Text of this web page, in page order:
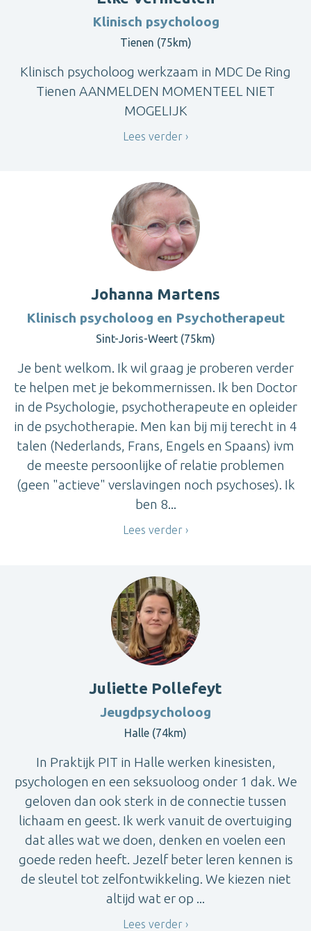
Klinisch psycholoog
Tienen (75km)
Klinisch psycholoog werkzaam in MDC De Ring
Tienen AANMELDEN MOMENTEEL NIET
MOGELIJK
Lees verder
Johanna Martens
Klinisch psycholoog en Psychotherapeut
Sint-Joris-Weert (75km)
Je bent welkom. Ik wil graag je proberen verder
te helpen met je bekommernissen. Ik ben Doctor
in de Psychologie, psychotherapeute en opleider
in de psychotherapie. Men kan bij mij terecht in 4
talen (Nederlands, Frans, Engels en Spaans) ivm
de meeste persoonlijke of relatie problemen
(geen "actieve" verslavingen noch psychoses). Ik
ben 8...
Lees verder
Juliette Pollefeyt
Jeugdpsycholoog
Halle (74km)
In Praktijk PIT in Halle werken kinesisten,
psychologen en een seksuoloog onder 1 dak. We
geloven dan ook sterk in de connectie tussen
lichaam en geest. Ik werk vanuit de overtuiging
dat alles wat we doen, denken en voelen een
goede reden heeft. Jezelf beter leren kennen is
de sleutel tot zelfontwikkeling. We kiezen niet
altijd wat er op ...
Lees verder